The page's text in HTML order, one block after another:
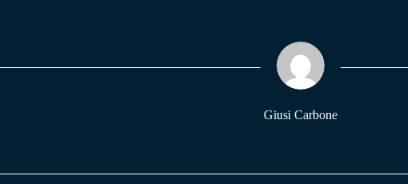
pp m
Giusi Carbone